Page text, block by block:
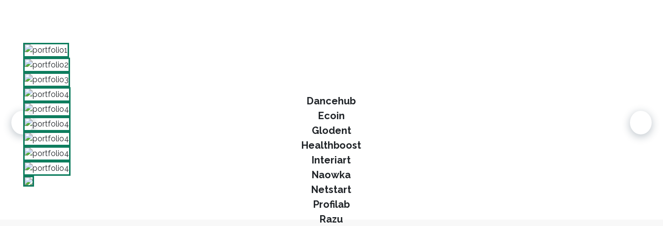
Dancehub
Ecoin
Glodent
Healthboost
Interiart
Naowka
Netstart
Profilab
Razu